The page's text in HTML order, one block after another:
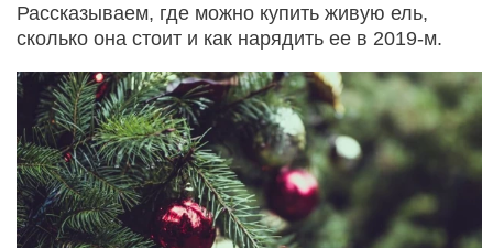
Рассказываем, где можно купить живую ель,
сколько она стоит и как нарядить ее в 2019-м.